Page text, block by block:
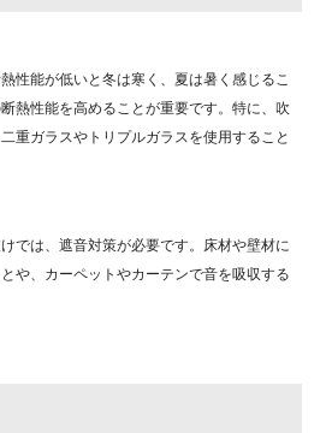
性能が低いと冬は寒く、夏は暑く感じるこ
熱性能を高めることが重要です。特に、吹
重ガラスやトリプルガラスを使用すること
では、遮音対策が必要です。床材や壁材に
や、カーペットやカーテンで音を吸収する